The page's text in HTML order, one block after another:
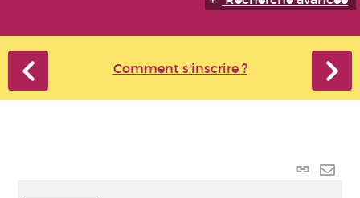
Comment s'inscrire ?
Lien